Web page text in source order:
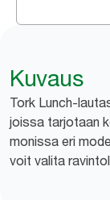
Kuvaus
Tork Lunch-
joissa tarjotaan
monissa eri
voit valita